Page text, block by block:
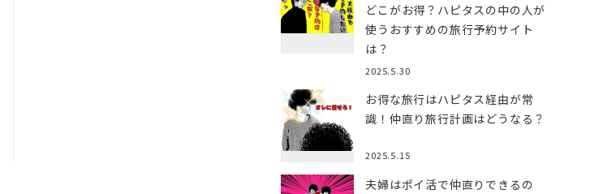
どこがお得？ハピタスの中の人が
使うおすすめの旅行予約サイト
は？
2025.5.30
お得な旅行はハピタス経由が常
識！仲直り旅行計画はどうなる？
2025.5.15
夫婦はポイ活で仲直りできるの